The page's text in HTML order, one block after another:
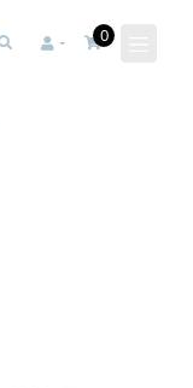
0